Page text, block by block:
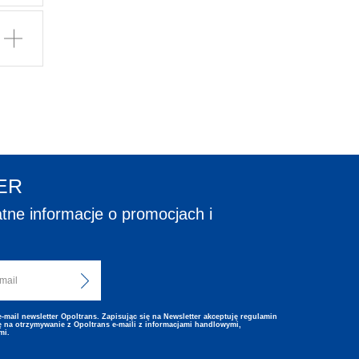
informacje o promocjach i
mail newsletter Opoltrans. Zapisując się na Newsletter akceptuję regulamin
na otrzymywanie z Opoltrans e-maili z informacjami handlowymi,